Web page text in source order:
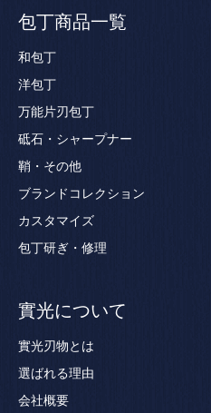
包丁商品一覧
和包丁
洋包丁
万能片刃包丁
砥石・シャープナー
鞘・その他
ブランドコレクション
カスタマイズ
包丁研ぎ・修理
實光について
實光刃物とは
選ばれる理由
会社概要